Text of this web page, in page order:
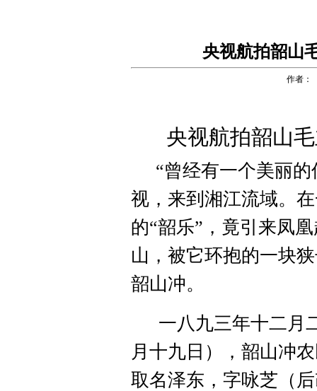
央视航拍韶山
作者：
央视航拍韶山
“曾经有一个美丽的
视，来到湘江流域。
的“韶乐”，竟引来凤
山，被它环抱的一块
韶山冲。
一八九三年十二月
月十九日），韶山冲
取名泽东，字咏芝（